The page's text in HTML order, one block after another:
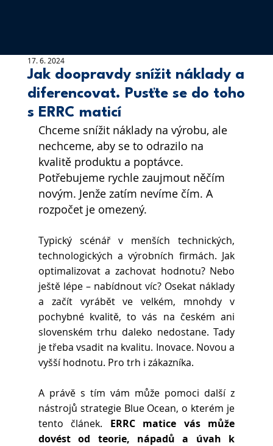
Jak doopravdy snížit náklady a
diferencovat. Pusťte se do toho
s ERRC maticí
17. 6. 2024
Chceme snížit náklady na výrobu, ale
nechceme, aby se to odrazilo na
kvalitě produktu a poptávce.
Potřebujeme rychle zaujmout něčím
novým. Jenže zatím nevíme čím. A
rozpočet je omezený.
Typický scénář v menších technických,
technologických a výrobních firmách. Jak
optimalizovat a zachovat hodnotu? Nebo
ještě lépe – nabídnout víc? Osekat náklady
a začít vyrábět ve velkém, mnohdy v
pochybné kvalitě, to vás na českém ani
slovenském trhu daleko nedostane. Tady
je třeba vsadit na kvalitu. Inovace. Novou a
vyšší hodnotu. Pro trh i zákazníka.
A právě s tím vám může pomoci další z
nástrojů strategie Blue Ocean, o kterém je
tento článek. ERRC matice vás může
dovést od teorie, nápadů a úvah k